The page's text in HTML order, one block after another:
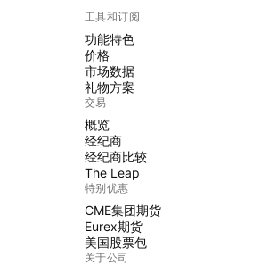
工具和订阅
功能特色
价格
市场数据
礼物方案
交易
概览
经纪商
经纪商比较
The Leap
特别优惠
CME集团期货
Eurex期货
美国股票包
关于公司